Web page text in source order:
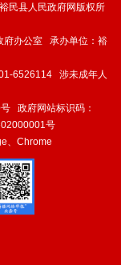
民县人民政府网版权所
府办公室 承办单位：裕
6526114 涉未成年人
政府网站标识码：
号
、Chrome